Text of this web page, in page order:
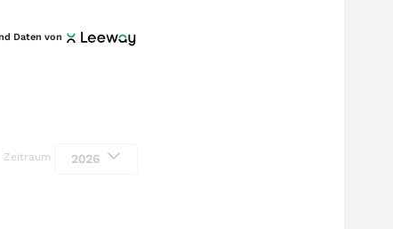
Daten von
Zeitraum 2026